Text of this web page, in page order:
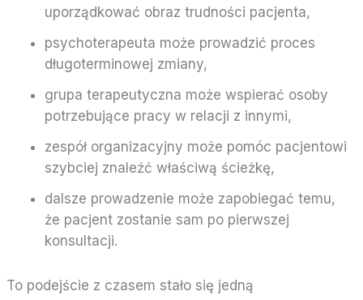
uporządkować obraz trudności pacjenta,
psychoterapeuta może prowadzić proces
długoterminowej zmiany,
grupa terapeutyczna może wspierać osoby
potrzebujące pracy w relacji z innymi,
zespół organizacyjny może pomóc pacjentowi
szybciej znaleźć właściwą ścieżkę,
dalsze prowadzenie może zapobiegać temu,
że pacjent zostanie sam po pierwszej
konsultacji.
To podejście z czasem stało się jedną